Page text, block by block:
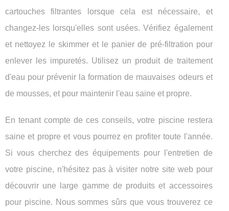
cartouches filtrantes lorsque cela est nécessaire, et
changez-les lorsqu'elles sont usées. Vérifiez également
et nettoyez le skimmer et le panier de pré-filtration pour
enlever les impuretés. Utilisez un produit de traitement
d'eau pour prévenir la formation de mauvaises odeurs et
de mousses, et pour maintenir l'eau saine et propre.
En tenant compte de ces conseils, votre piscine restera
saine et propre et vous pourrez en profiter toute l'année.
Si vous cherchez des équipements pour l'entretien de
votre piscine, n'hésitez pas à visiter notre site web pour
découvrir une large gamme de produits et accessoires
pour piscine. Nous sommes sûrs que vous trouverez ce